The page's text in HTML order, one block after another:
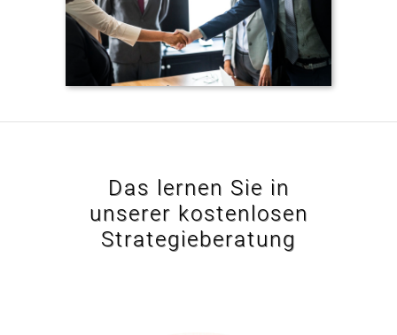
Das lernen Sie in
unserer kostenlosen
Strategieberatung